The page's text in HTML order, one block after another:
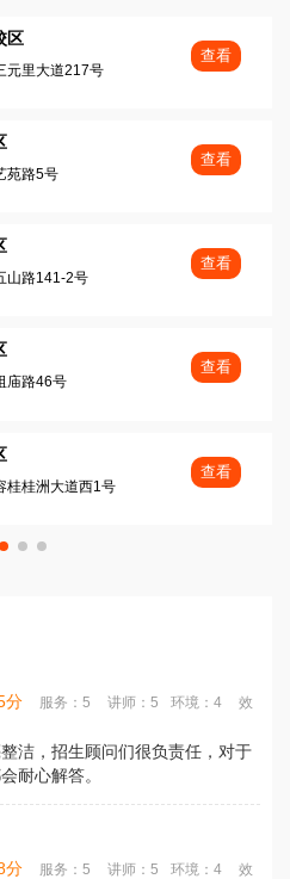
区
元里大道217号
查看
苑路5号
查看
山路141-2号
查看
庙路46号
查看
桂桂洲大道西1号
查看
分
服务：5 讲师：5 环境：4
效
洁，招生顾问们很负责任，对于
耐心解答。
分
服务：5 讲师：5 环境：4
效